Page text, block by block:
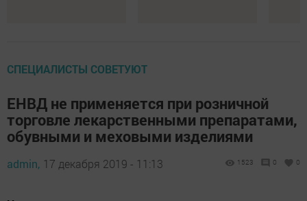
СПЕЦИАЛИСТЫ СОВЕТУЮТ
ЕНВД не применяется при розничной
торговле лекарственными препаратами,
обувными и меховыми изделиями
admin, 17 декабря 2019 - 11:13 1523 0 0